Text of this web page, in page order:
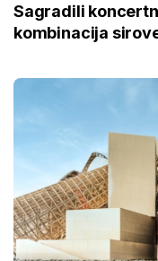
Sagradili
kombinacija